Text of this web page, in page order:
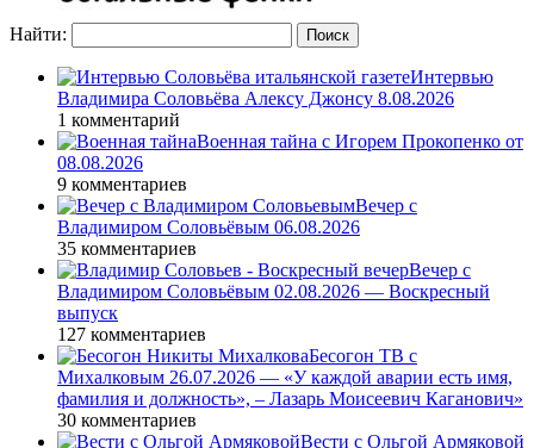
Найти:
Интервью
Владимира Соловьёва Алексу Джонсу 8.08.2026
1 комментарий
Военная тайна с Игорем Прокопенко от
08.08.2026
9 комментариев
Вечер с
Владимиром Соловьёвым 06.08.2026
35 комментариев
Вечер с
Владимиром Соловьёвым 02.08.2026 — Воскресный
выпуск
127 комментариев
Бесогон ТВ с
Михалковым 26.07.2026 — «У каждой аварии есть имя,
фамилия и должность», – Лазарь Моисеевич Каганович»
30 комментариев
Вести с Ольгой Армяковой